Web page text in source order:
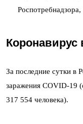
Коронавирус
За последние сутки в
заражения COVID-19
317 554 человека).